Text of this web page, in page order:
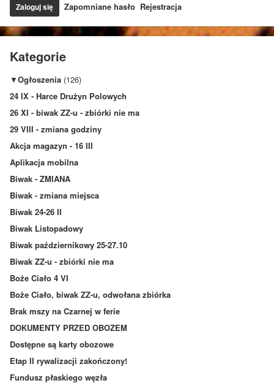
Zapomniane hasło Rejestracja
Kategorie
▼Ogłoszenia (126)
24 IX - Harce Drużyn Polowych
26 XI - biwak ZZ-u - zbiórki nie ma
29 VIII - zmiana godziny
Akcja magazyn - 16 III
Aplikacja mobilna
Biwak - ZMIANA
Biwak - zmiana miejsca
Biwak 24-26 II
Biwak Listopadowy
Biwak październikowy 25-27.10
Biwak ZZ-u - zbiórki nie ma
Boże Ciało 4 VI
Boże Ciało, biwak ZZ-u, odwołana zbiórka
Brak mszy na Czarnej w ferie
DOKUMENTY PRZED OBOZEM
Dostępne są karty obozowe
Etap II rywalizacji zakończony!
Fundusz płaskiego węzła